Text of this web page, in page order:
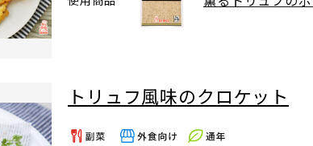
トリュフ風味のクロケット